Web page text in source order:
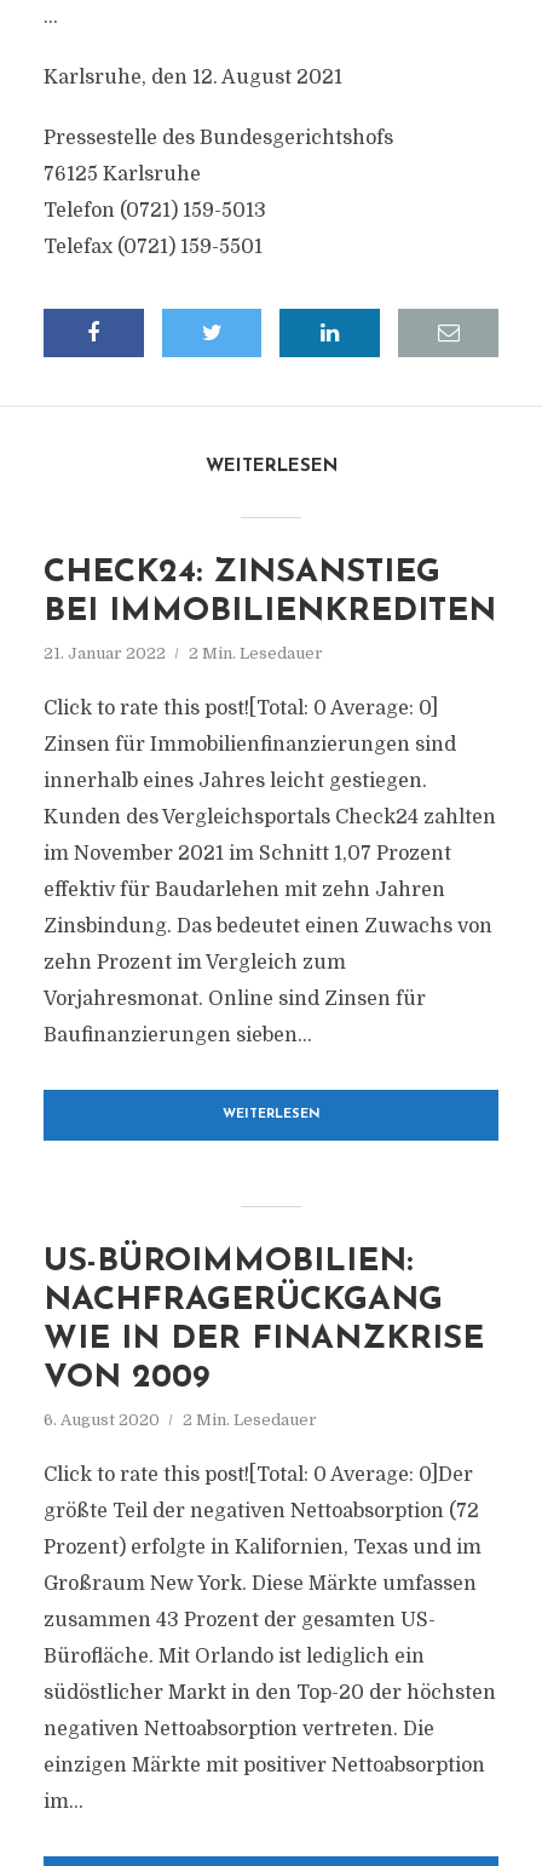
…
Karlsruhe, den 12. August 2021
Pressestelle des Bundesgerichtshofs
76125 Karlsruhe
Telefon (0721) 159-5013
Telefax (0721) 159-5501
WEITERLESEN
CHECK24: ZINSANSTIEG
BEI IMMOBILIENKREDITEN
21. Januar 2022 2 Min. Lesedauer
Click to rate this post![Total: 0 Average: 0]
Zinsen für Immobilienfinanzierungen sind
innerhalb eines Jahres leicht gestiegen.
Kunden des Vergleichsportals Check24 zahlten
im November 2021 im Schnitt 1,07 Prozent
effektiv für Baudarlehen mit zehn Jahren
Zinsbindung. Das bedeutet einen Zuwachs von
zehn Prozent im Vergleich zum
Vorjahresmonat. Online sind Zinsen für
Baufinanzierungen sieben...
WEITERLESEN
US-BÜROIMMOBILIEN:
NACHFRAGERÜCKGANG
WIE IN DER FINANZKRISE
VON 2009
6. August 2020 2 Min. Lesedauer
Click to rate this post![Total: 0 Average: 0]Der
größte Teil der negativen Nettoabsorption (72
Prozent) erfolgte in Kalifornien, Texas und im
Großraum New York. Diese Märkte umfassen
zusammen 43 Prozent der gesamten US-
Bürofläche. Mit Orlando ist lediglich ein
südöstlicher Markt in den Top-20 der höchsten
negativen Nettoabsorption vertreten. Die
einzigen Märkte mit positiver Nettoabsorption
im...